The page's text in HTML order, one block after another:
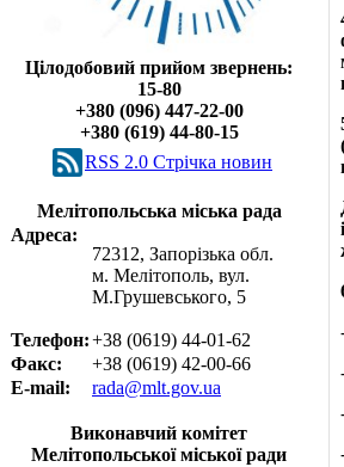
Цілодобовий прийом звернень:
15-80
+380 (096) 447-22-00
+380 (619) 44-80-15
RSS 2.0 Cтрічка новин
Мелітопольська міська рада
Адреса:
72312, Запорізька обл.
м. Мелітополь, вул.
М.Грушевського, 5
Телефон:+38 (0619) 44-01-62
Факс:
+38 (0619) 42-00-66
E-mail:
rada@mlt.gov.ua
Виконавчий комітет
Мелітопольської міської ради